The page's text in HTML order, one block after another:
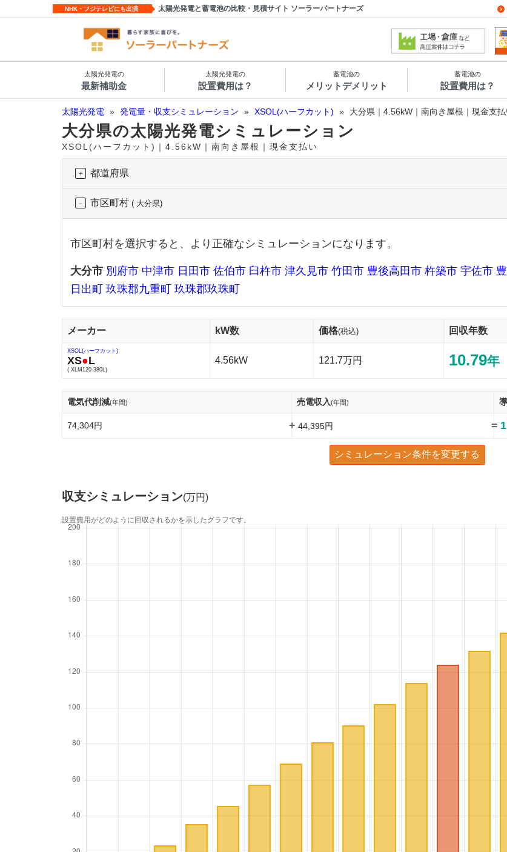
NHK・フジテレビにも出演 太陽光発電と蓄電池の比較・見積サイト ソーラーパートナーズ
太陽光発電の
最新補助金
太陽光発電の
設置費用は？
蓄電池の
メリットデメリット
蓄電池の
設置費用は？
太陽光発電 » 発電量・収支シミュレーション » XSOL(ハーフカット) » 大分県｜4.56kW｜南向き屋根｜現金支
大分県の太陽光発電シミュレーション
XSOL(ハーフカット)｜4.56kW｜南向き屋根｜現金支払い
都道府県
市区町村 ( 大分県)
市区町村を選択すると、より正確なシミュレーションになります。
大分市 別府市 中津市 日田市 佐伯市 臼杵市 津久見市 竹田市 豊後高田市 杵築市 宇佐市
日出町
玖珠郡九重町 玖珠郡玖珠町
メーカー kW数 価格(税込) 回収年数
XSOL(ハーフカット)
XS●L
( XLM120-380L)
4.56kW 121.7万円 10.79年
電気代削減(年間) 売電収入(年間)
74,304円 + 44,395円 =
シミュレーション条件を変更する
収支シミュレーション(万円)
設置費用がどのように回収されるかを示したグラフです。